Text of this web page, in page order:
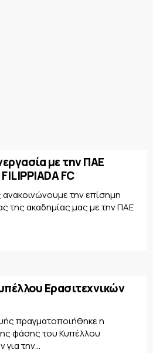
με την ΠΑΕ
FC
ανακοινώνουμε την επίσημη
της ακαδημίας μας με την ΠΑΕ
Ερασιτεχνικών
πραγματοποιήθηκε η
φάσης του Κυπέλλου
την...